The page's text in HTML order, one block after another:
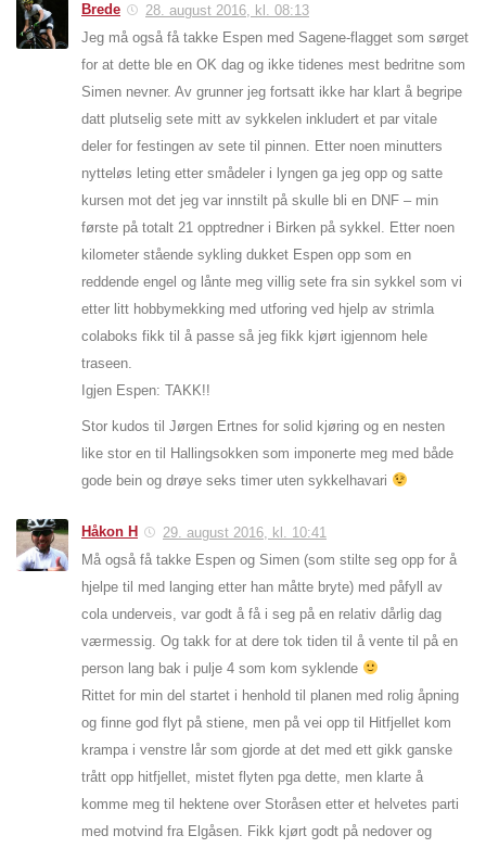
Brede
28. august 2016, kl. 08:13
Jeg må også få takke Espen med Sagene-flagget som sørget
for at dette ble en OK dag og ikke tidenes mest bedritne som
Simen nevner. Av grunner jeg fortsatt ikke har klart å begripe
datt plutselig sete mitt av sykkelen inkludert et par vitale
deler for festingen av sete til pinnen. Etter noen minutters
nytteløs leting etter smådeler i lyngen ga jeg opp og satte
kursen mot det jeg var innstilt på skulle bli en DNF – min
første på totalt 21 opptredner i Birken på sykkel. Etter noen
kilometer stående sykling dukket Espen opp som en
reddende engel og lånte meg villig sete fra sin sykkel som vi
etter litt hobbymekking med utforing ved hjelp av strimla
colaboks fikk til å passe så jeg fikk kjørt igjennom hele
traseen.
Igjen Espen: TAKK!!
Stor kudos til Jørgen Ertnes for solid kjøring og en nesten
like stor en til Hallingsokken som imponerte meg med både
gode bein og drøye seks timer uten sykkelhavari
Håkon H
29. august 2016, kl. 10:41
Må også få takke Espen og Simen (som stilte seg opp for å
hjelpe til med langing etter han måtte bryte) med påfyll av
cola underveis, var godt å få i seg på en relativ dårlig dag
værmessig. Og takk for at dere tok tiden til å vente til på en
person lang bak i pulje 4 som kom syklende
Rittet for min del startet i henhold til planen med rolig åpning
og finne god flyt på stiene, men på vei opp til Hitfjellet kom
krampa i venstre lår som gjorde at det med ett gikk ganske
trått opp hitfjellet, mistet flyten pga dette, men klarte å
komme meg til hektene over Storåsen etter et helvetes parti
med motvind fra Elgåsen. Fikk kjørt godt på nedover og